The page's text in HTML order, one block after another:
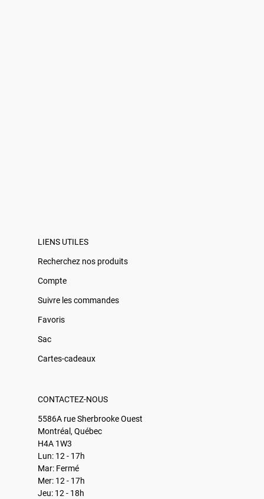
LIENS UTILES
Recherchez nos produits
Compte
Suivre les commandes
Favoris
Sac
Cartes-cadeaux
CONTACTEZ-NOUS
5586A rue Sherbrooke Ouest
Montréal, Québec
H4A 1W3
Lun: 12 - 17h
Mar: Fermé
Mer: 12 - 17h
Jeu: 12 - 18h